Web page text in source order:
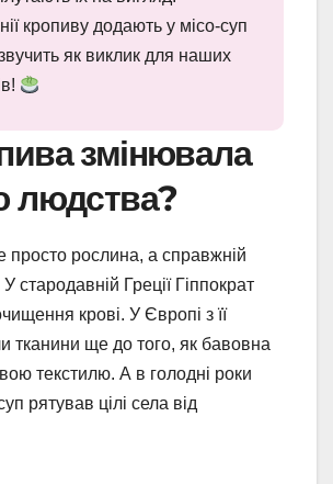
кропиву додають у місо-суп
як виклик для наших
змінювала
людства?
рослина, а справжній
У стародавній Греції Гіппократ
крові. У Європі з її
тканини ще до того, як бавовна
текстилю. А в голодні роки
рятував цілі села від